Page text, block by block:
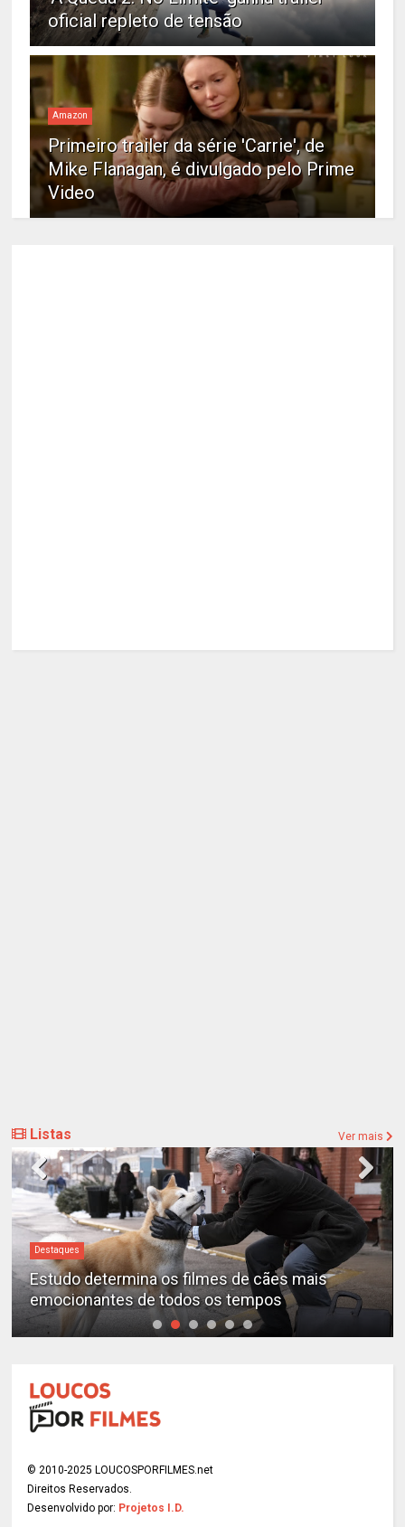
oficial repleto de tensão
Amazon
Primeiro trailer da série 'Carrie', de
Mike Flanagan, é divulgado pelo Prime
Video
Listas Ver mais
Destaques
Estudo determina os filmes de cães mais
emocionantes de todos os tempos
© 2010-2025 LOUCOSPORFILMES.net
Direitos Reservados.
Desenvolvido por: Projetos I.D.